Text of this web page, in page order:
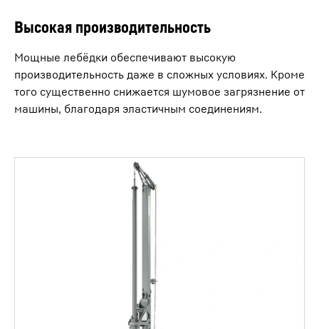
Высокая производительность
Мощные лебёдки обеспечивают высокую
производительность даже в сложных условиях. Кроме
того существенно снижается шумовое загрязнение от
машины, благодаря эластичным соединениям.